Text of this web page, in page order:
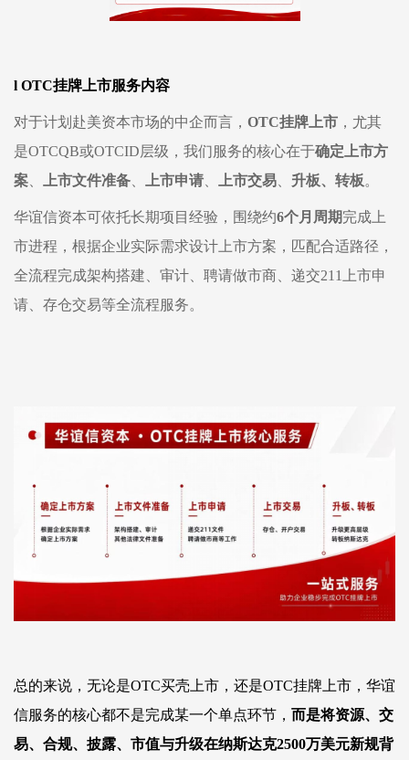
l OTC挂牌上市服务内容
对于计划赴美资本市场的中企而言， OTC挂牌上市 ，尤其
是OTCQB或OTCID层级 ， 我们服务的核心在于确定上市方
案
上市文件准备 上市申请 上市交易 升板、转板。
华谊信资本可依托长期项目经验，围绕约6个月周期完成上
市进程 ，根据企业实际需求设计上市方案，匹配合适路径，
全流程完成架构搭建、审计、聘请做市商、递交211
上市申
请、存仓交易等全流程服务。
总的来说，无论是OTC买壳上市，还是OTC挂牌上市， 华谊
信服务的核心都不是完成某一个单点环节， 而是将资源、交
易、合规、披露、市值与升级在纳斯达克2500万美元新规背